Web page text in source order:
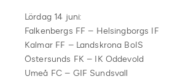
Lördag 14 juni:
Falkenbergs FF – Helsingborgs IF
Kalmar FF – Landskrona BoIS
Östersunds FK – IK Oddevold
Umeå FC – GIF Sundsvall